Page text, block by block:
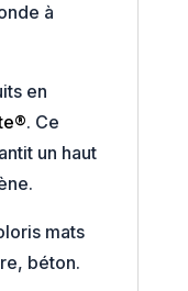
à
en
. Ce
un haut
mats
béton.